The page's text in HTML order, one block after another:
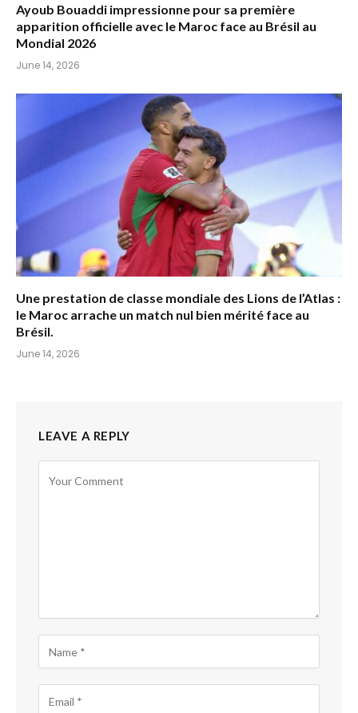
Ayoub Bouaddi impressionne pour sa première
apparition officielle avec le Maroc face au Brésil au
Mondial 2026
June 14, 2026
Une prestation de classe mondiale des Lions de l’Atlas :
le Maroc arrache un match nul bien mérité face au
Brésil.
June 14, 2026
LEAVE A REPLY